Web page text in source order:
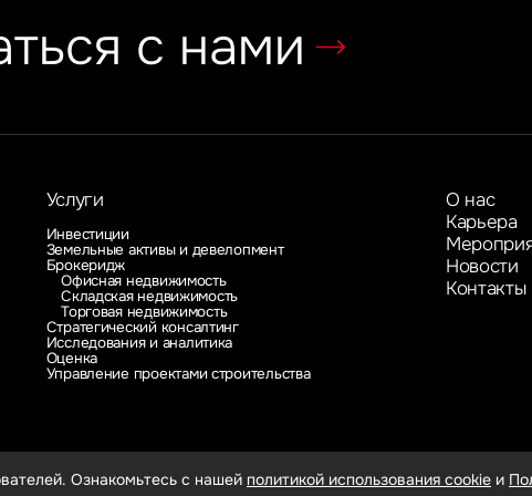
с нами
Услуги
Инвестиции
Земельные активы и девелопмент
Брокеридж
Офисная недвижимость
Складская недвижимость
Торговая недвижимость
Стратегический консалтинг
Исследования и аналитика
Оценка
Управление проектами строительства
О нас
Карьера
Новости
Контакты
Ознакомьтесь с нашей политикой использования cookie и